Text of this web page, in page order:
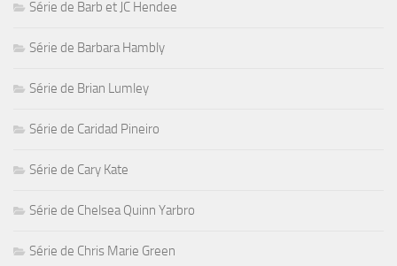
Série de Barb et JC Hendee
Série de Barbara Hambly
Série de Brian Lumley
Série de Caridad Pineiro
Série de Cary Kate
Série de Chelsea Quinn Yarbro
Série de Chris Marie Green